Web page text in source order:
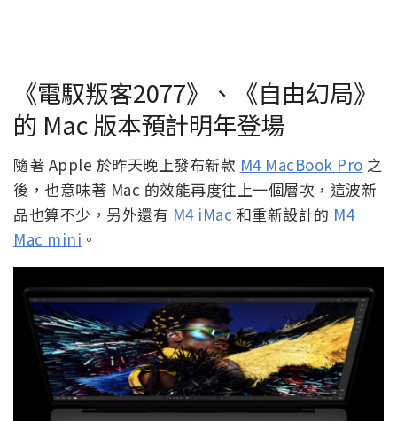
《電馭叛客2077》、《自由幻局》
的 Mac 版本預計明年登場
隨著 Apple 於昨天晚上發布新款 M4 MacBook Pro 之
後，也意味著 Mac 的效能再度往上一個層次，這波新
品也算不少，另外還有 M4 iMac 和重新設計的 M4
Mac mini 。